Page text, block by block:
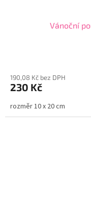
Vánoční
190,08 Kč bez DPH
230 Kč
rozměr 10 x 20 cm